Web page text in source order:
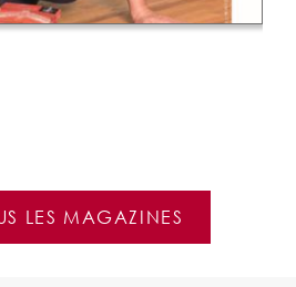
LES MAGAZINES